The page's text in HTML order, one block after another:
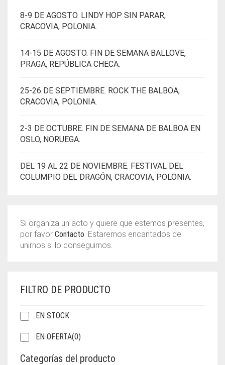
8-9 DE AGOSTO. LINDY HOP SIN PARAR,
CRACOVIA, POLONIA.
14-15 DE AGOSTO. FIN DE SEMANA BALLOVE,
PRAGA, REPÚBLICA CHECA.
25-26 DE SEPTIEMBRE. ROCK THE BALBOA,
CRACOVIA, POLONIA.
2-3 DE OCTUBRE. FIN DE SEMANA DE BALBOA EN
OSLO, NORUEGA.
DEL 19 AL 22 DE NOVIEMBRE. FESTIVAL DEL
COLUMPIO DEL DRAGÓN, CRACOVIA, POLONIA.
Si organiza un acto y quiere que estemos presentes,
por favor Contacto. Estaremos encantados de
unirnos si lo conseguimos.
FILTRO DE PRODUCTO
EN STOCK
EN OFERTA(0)
Categorías del producto